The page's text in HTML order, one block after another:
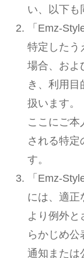
い、以下も
「Emz-
特定したう
場合、およ
き、利用目
扱います。
ここにご本
される特定
す。
「Emz-
には、適正
より例外と
らかじめ
通知または